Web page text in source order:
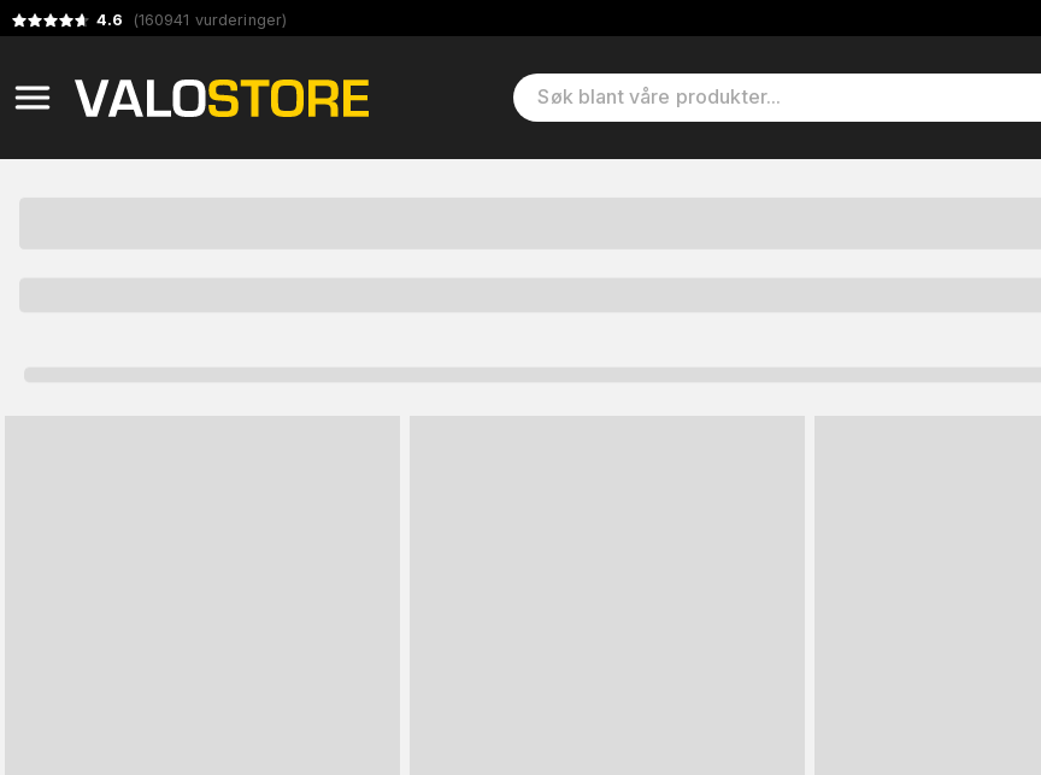
4.6 (160941 vurderinger)